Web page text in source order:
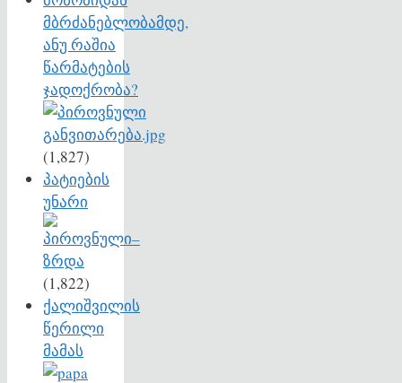
მბრძანებლობამდე,
ანუ რაშია
წარმატების
ჯადოქრობა?
(1,827)
პატიების
უნარი
(1,822)
ქალიშვილის
წერილი
მამას